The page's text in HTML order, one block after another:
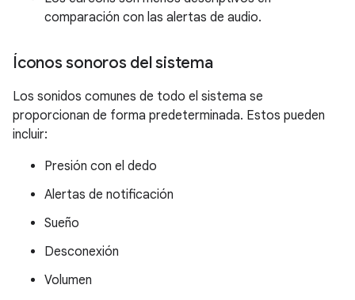
comparación con las alertas de audio.
Íconos sonoros del sistema
Los sonidos comunes de todo el sistema se
proporcionan de forma predeterminada. Estos pueden
incluir:
Presión con el dedo
Alertas de notificación
Sueño
Desconexión
Volumen